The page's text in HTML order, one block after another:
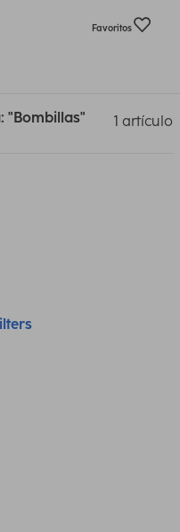
Favoritos
"Bombillas" 1 artículo